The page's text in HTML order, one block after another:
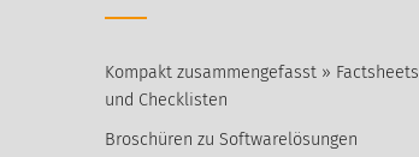
Kompakt zusammengefasst » Factsheets
und Checklisten
Broschüren zu Softwarelösungen